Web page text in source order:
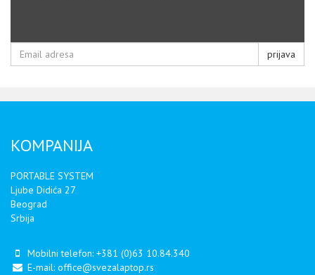
prijava
KOMPANIJA
PORTABLE SYSTEM
Ljube Didića 27
Beograd
Srbija
Mobilni telefon: +381 (0)63 10.84.340
E-mail: office@svezalaptop.rs